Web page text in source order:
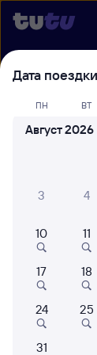
билеты
Откуда
Кто едет
Дата поездки
ПН ВТ
Август 2026
3 4
10 11
17 18
24 25
31